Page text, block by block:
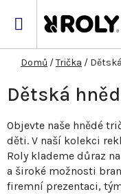
Domů /Trička /
Dětská
Objevte naše hnědé
děti. V naší kolekci
Roly klademe důraz
a široké možnosti
firemní prezentaci,